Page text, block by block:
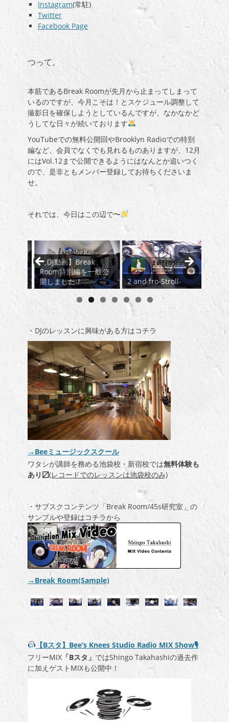
Instagram(常駐)
Twitter
Facebook Page
つって。
本筋であるBreak Roomが先月から止まってしまって
いるのですが、今月こそは！とスケジュール調整して
撮影日を確保しようとしているんですが、なかなかど
うしてな日々が続いております
YouTubeでの無料公開回やBrooklyn Radioでの特別
編など、会員でなくでも見れるものありますが、12月
にはVol.12まで公開できるようにはなんとか追いつく
ので、是非ともメンバー登録してお待ちくださいま
せ。
それでは、今日はこの辺で〜
【DJ動画】Break
Room特別編を一般公
開しました！
2 and fro-Stroll-
・DJのレッスンに興味がある方はコチラ
→Beeミュージックスクール
ワタシが講師を務める池袋校・新宿校では無料体験も
あり〼(レコードでのレッスンは池袋校のみ)
・サブスクコンテンツ「Break Room/45s研究室」の
サンプルや登録はコチラから
→Break Room(Sample)
【Bスタ】Bee’s Knees Studio Radio MIX Show🎙
フリーMIX 「Bスタ」 ではShingo Takahashiの過去作
に加えゲストMIXも公開中！